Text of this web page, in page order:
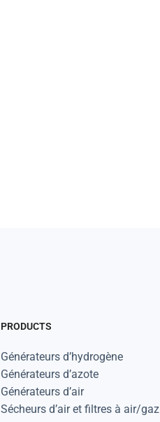
PRODUCTS
Générateurs d’hydrogène
Générateurs d’azote
Générateurs d’air
Sécheurs d’air et filtres à air/gaz